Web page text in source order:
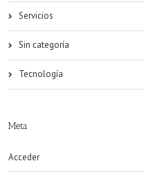
Servicios
Sin categoría
Tecnología
Meta
Acceder